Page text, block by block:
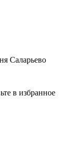
Саларьево
в избранное